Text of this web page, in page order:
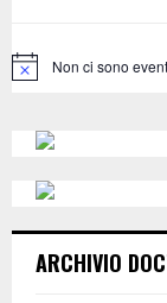
N
Non ci sono
ARCHIVIO